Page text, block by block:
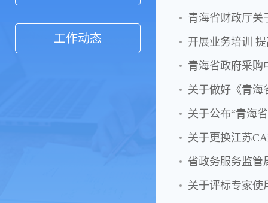
工作动态
青海省财政厅关
开展业务培训
青海省政府采购
关于做好《青海
关于公布“青海
关于更换江苏
省政务服务监管
关于评标专家使